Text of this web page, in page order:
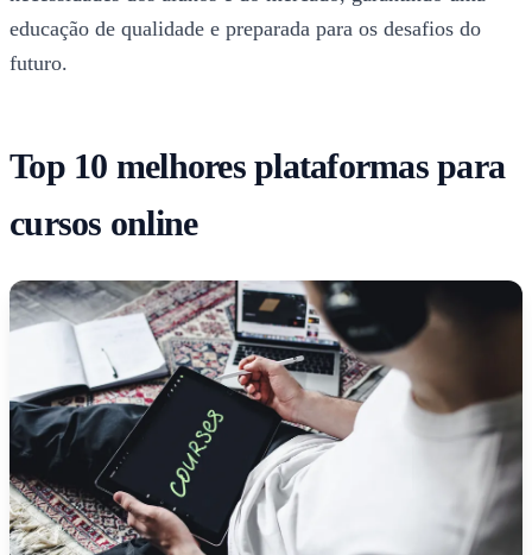
educação de qualidade e preparada para os desafios do
futuro.
Top 10 melhores plataformas para
cursos online